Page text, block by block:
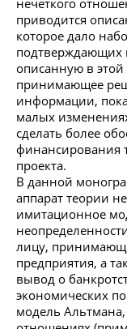
приводится
которое дало
подтверждающих
описанную в
принимающее
информации,
малых
сделать более
финансирования
проекта.
В данной
аппарат теории
имитационное
лицу,
предприятия, а
вывод о
экономических
модель